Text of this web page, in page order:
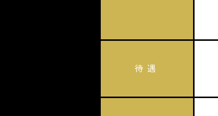
待遇